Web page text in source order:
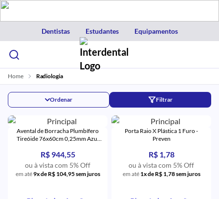
Dentistas Estudantes Equipamentos
Home Radiologia
Filtrar
Ordenar
Avental de Borracha Plumbífero
Tireóide 76x60cm 0,25mm Azul
R$ 944,55
ou à vista com 5% Off
em até9x de R$ 104,95 sem juros
Porta Raio X Plástica 1 Furo -
Preven
R$ 1,78
ou à vista com 5% Off
em até 1x de R$ 1,78 sem juros